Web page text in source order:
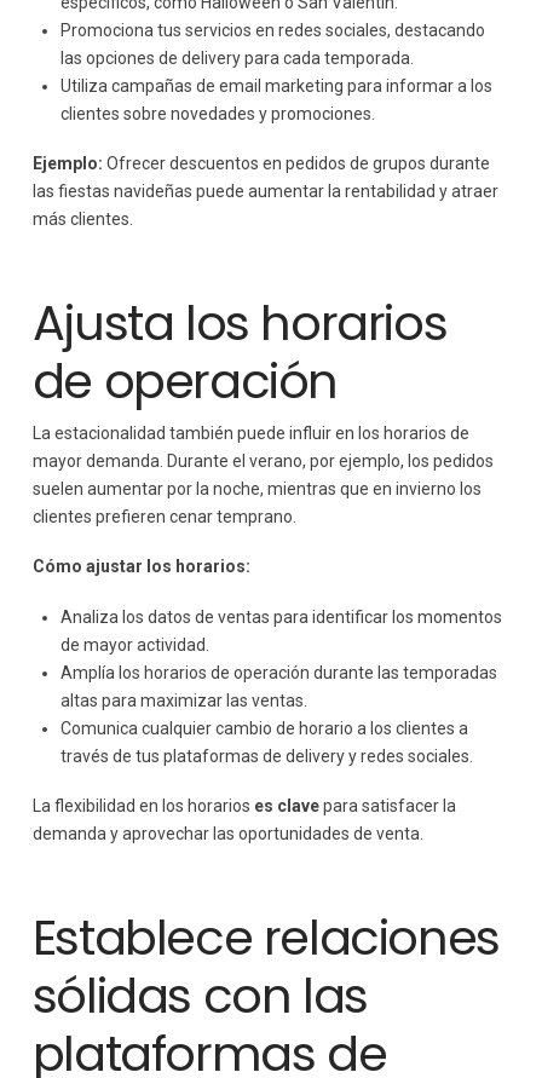
Promociona tus servicios en redes sociales, destacando
las opciones de delivery para cada temporada.
Utiliza campañas de email marketing para informar a los
clientes sobre novedades y promociones.
Ejemplo: Ofrecer descuentos en pedidos de grupos durante
las fiestas navideñas puede aumentar la rentabilidad y atraer
más clientes.
Ajusta los horarios
de operación
La estacionalidad también puede influir en los horarios de
mayor demanda. Durante el verano, por ejemplo, los pedidos
suelen aumentar por la noche, mientras que en invierno los
clientes prefieren cenar temprano.
Cómo ajustar los horarios:
Analiza los datos de ventas para identificar los momentos
de mayor actividad.
Amplía los horarios de operación durante las temporadas
altas para maximizar las ventas.
Comunica cualquier cambio de horario a los clientes a
través de tus plataformas de delivery y redes sociales.
La flexibilidad en los horarios es clavepara satisfacer la
demanda y aprovechar las oportunidades de venta.
Establece relaciones
sólidas con las
plataformas de